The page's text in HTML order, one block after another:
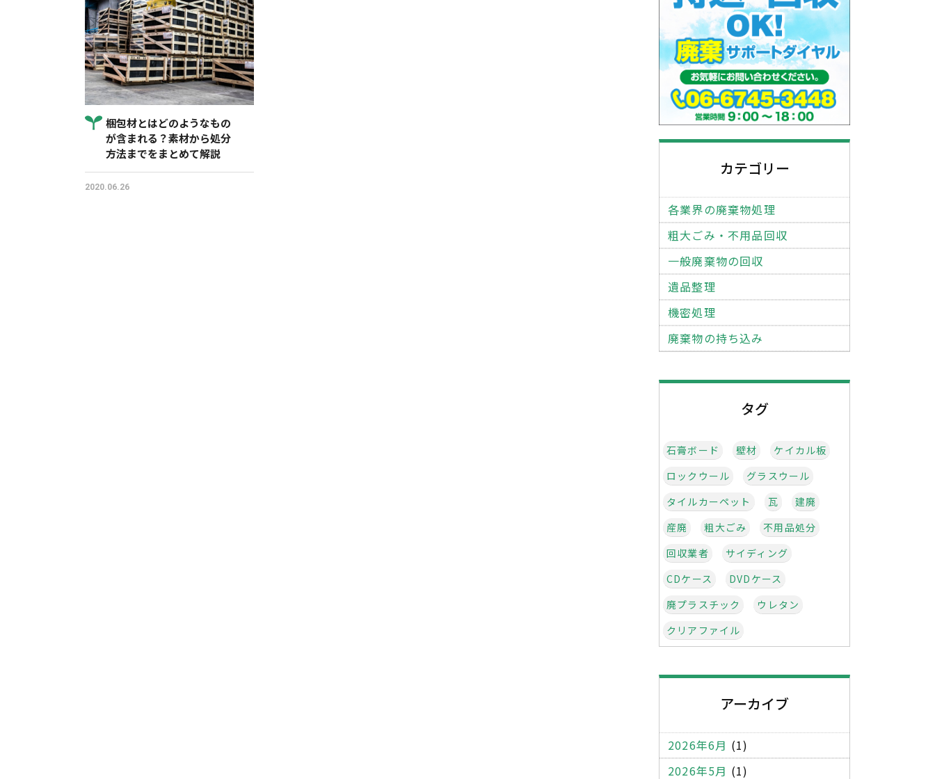
梱包材とはどのようなもの
が含まれる？素材から処分
方法までをまとめて解説
2020.06.26
カテゴリー
各業界の廃棄物処理
粗大ごみ・不用品回収
一般廃棄物の回収
遺品整理
機密処理
廃棄物の持ち込み
タグ
石膏ボード 壁材
ケイカル板
ロックウール
グラスウール
タイルカーペット
瓦
建廃
産廃
粗大ごみ
不用品処分
回収業者
サイディング
CDケース
DVDケース
廃プラスチック
ウレタン
クリアファイル
発泡スチロール
緩衝材
タイヤ
ボールペン
お弁当の容器
フィルム
バーゼル条約
不法投棄
アーカイブ
2026年6月 (1)
2026年5月 (1)